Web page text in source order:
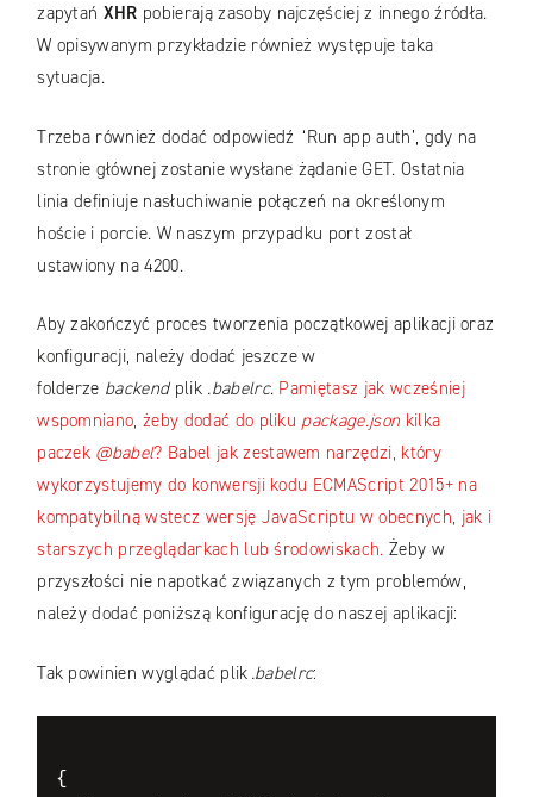
zapytań XHR pobierają zasoby najczęściej z innego źródła.
W opisywanym przykładzie również występuje taka
sytuacja.
Trzeba również dodać odpowiedź ‘Run app auth’, gdy na
stronie głównej zostanie wysłane żądanie GET. Ostatnia
linia definiuje nasłuchiwanie połączeń na określonym
hoście i porcie. W naszym przypadku port został
ustawiony na 4200.
Aby zakończyć proces tworzenia początkowej aplikacji oraz
konfiguracji, należy dodać jeszcze w
folderze backendplik .babelrc. Pamiętasz jak wcześniej
wspomniano, żeby dodać do pliku package.json kilka
paczek @babel? Babel jak zestawem narzędzi, który
wykorzystujemy do konwersji kodu ECMAScript 2015+ na
kompatybilną wstecz wersję JavaScriptu w obecnych, jak i
starszych przeglądarkach lub środowiskach. Żeby w
przyszłości nie napotkać związanych z tym problemów,
należy dodać poniższą konfigurację do naszej aplikacji:
Tak powinien wyglądać plik .babelrc:
{